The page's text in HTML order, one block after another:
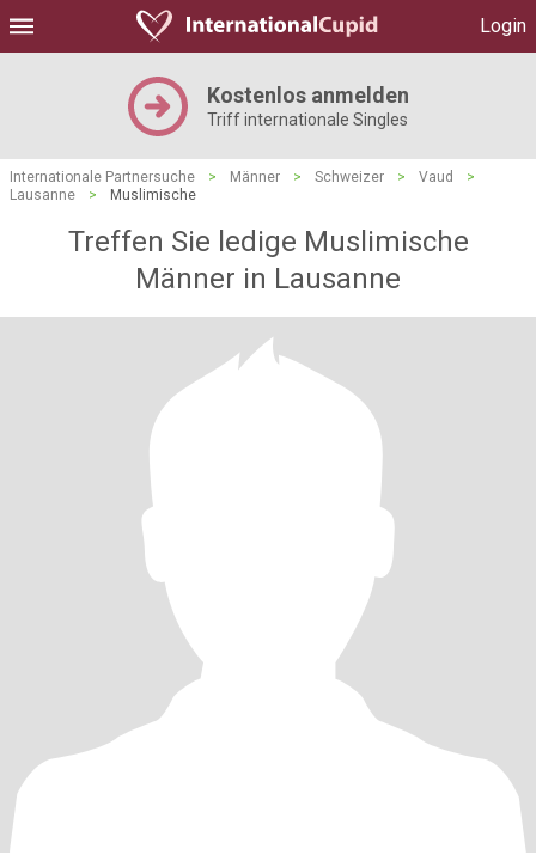
Login
Kostenlos anmelden
Triff internationale Singles
Internationale Partnersuche > Männer > Schweizer > Vaud
>
Lausanne
> Muslimische
Treffen Sie ledige Muslimische
Männer in Lausanne